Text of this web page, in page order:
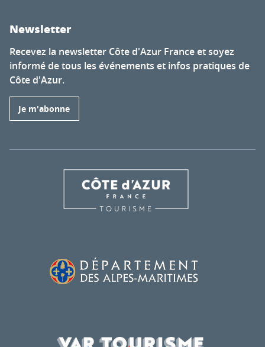
Newsletter
Recevez la newsletter Côte d'Azur France et soyez
informé de tous les événements et infos pratiques de
Côte d'Azur.
Je m'abonne